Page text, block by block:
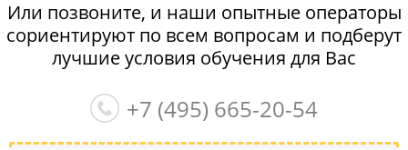
Или позвоните, и наши опытные операторы
сориентируют по всем вопросам и подберут
лучшие условия обучения для Вас
+7 (495) 665-20-54